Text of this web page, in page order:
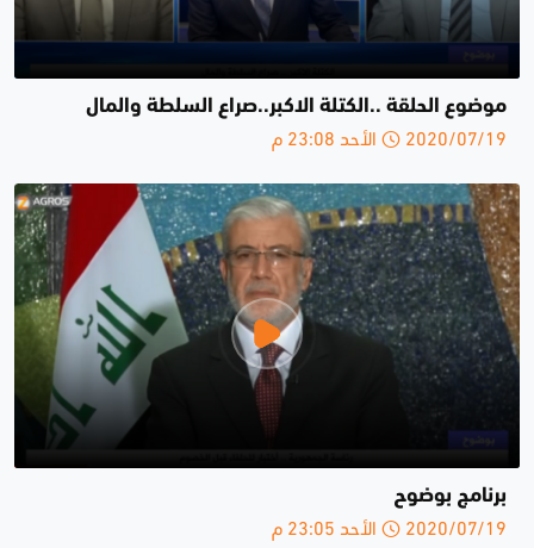
موضوع الحلقة ..الكتلة الاكبر..صراع السلطة والمال
2020/07/19 الأحد 23:08 م
برنامج بوضوح
2020/07/19 الأحد 23:05 م